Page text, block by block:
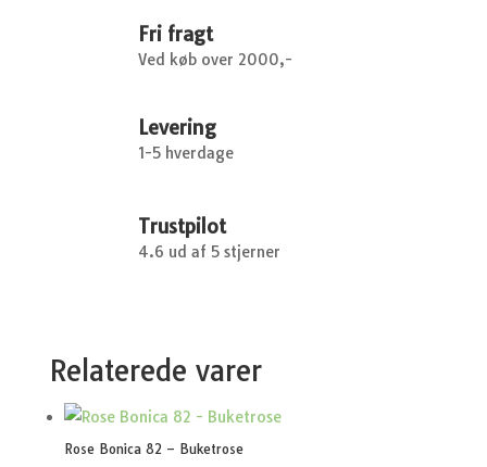
Fri fragt
Ved køb over 2000,-
Levering
1-5 hverdage
Trustpilot
4.6 ud af 5 stjerner
Relaterede varer
Rose Bonica 82 – Buketrose